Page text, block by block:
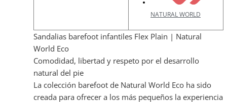
NATURAL WORLD
Sandalias barefoot infantiles Flex Plain | Natural
World Eco
Comodidad, libertad y respeto por el desarrollo
natural del pie
La colección barefoot de Natural World Eco ha sido
creada para ofrecer a los más pequeños la experiencia